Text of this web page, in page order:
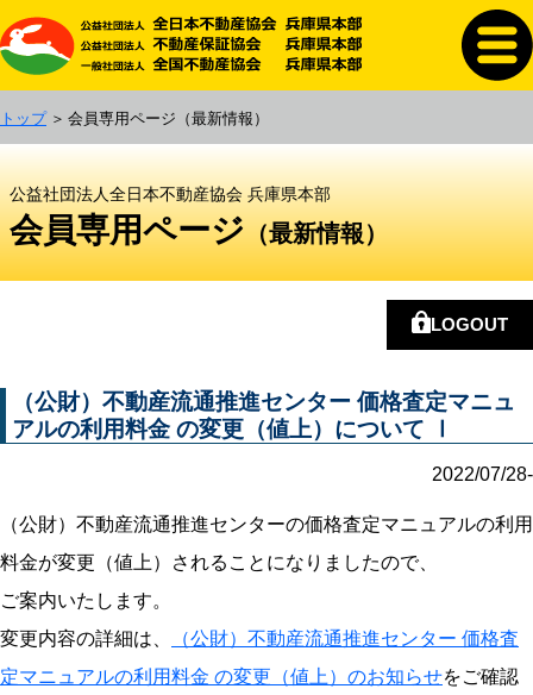
トップ 会員専用ページ （最新情報）
公益社団法人全日本不動産協会 兵庫県本部
会員専用ページ （最新情報）
LOGOUT
（公財）不動産流通推進センター 価格査定マニュ
アルの利用料金 の変更（値上）について Ⅰ
2022/07/28-
（公財）不動産流通推進センターの価格査定マニュアルの利用
料金が変更（値上）されることになりましたので、
ご案内いたします。
変更内容の詳細は、
（公財）不動産流通推進センター 価格査
定マニュアルの利用料金 の変更（値上）のお知らせをご確認